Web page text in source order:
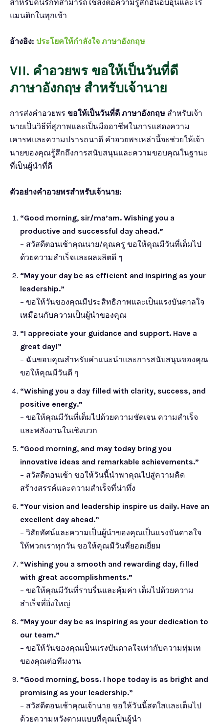
สำหรับคนรักที่สามารถใช้ส่งต่อความรู้สึกอันอบอุ่นและโร
แมนติกในทุกเช้า
อ้างอิง: ประโยคให้กําลังใจ ภาษาอังกฤษ
VII. คำอวยพร ขอให้เป็นวันที่ดี
ภาษาอังกฤษ สำหรับเจ้านาย
การส่งคำอวยพร ขอให้เป็นวันที่ดี ภาษาอังกฤษ สำหรับเจ้า
นายเป็นวิธีที่สุภาพและเป็นมืออาชีพในการแสดงความ
เคารพและความปรารถนาดี คำอวยพรเหล่านี้จะช่วยให้เจ้า
นายของคุณรู้สึกถึงการสนับสนุนและความขอบคุณในฐานะ
ที่เป็นผู้นำที่ดี
ตัวอย่างคำอวยพรสำหรับเจ้านาย:
“Good morning, sir/ma’am. Wishing you a
productive and successful day ahead.”
– สวัสดีตอนเช้าคุณนาย/คุณครู ขอให้คุณมีวันที่เต็มไป
ด้วยความสำเร็จและผลผลิตดี ๆ
“May your day be as efficient and inspiring as your
leadership.”
– ขอให้วันของคุณมีประสิทธิภาพและเป็นแรงบันดาลใจ
เหมือนกับความเป็นผู้นำของคุณ
“I appreciate your guidance and support. Have a
great day!”
– ฉันขอบคุณสำหรับคำแนะนำและการสนับสนุนของคุณ
ขอให้คุณมีวันดี ๆ
“Wishing you a day filled with clarity, success, and
positive energy.”
– ขอให้คุณมีวันที่เต็มไปด้วยความชัดเจน ความสำเร็จ
และพลังงานในเชิงบวก
“Good morning, and may today bring you
innovative ideas and remarkable achievements.”
– สวัสดีตอนเช้า ขอให้วันนี้นำพาคุณไปสู่ความคิด
สร้างสรรค์และความสำเร็จที่น่าทึ่ง
“Your vision and leadership inspire us daily. Have an
excellent day ahead.”
– วิสัยทัศน์และความเป็นผู้นำของคุณเป็นแรงบันดาลใจ
ให้พวกเราทุกวัน ขอให้คุณมีวันที่ยอดเยี่ยม
“Wishing you a smooth and rewarding day, filled
with great accomplishments.”
– ขอให้คุณมีวันที่ราบรื่นและคุ้มค่า เต็มไปด้วยความ
สำเร็จที่ยิ่งใหญ่
“May your day be as inspiring as your dedication to
our team.”
– ขอให้วันของคุณเป็นแรงบันดาลใจเท่ากับความทุ่มเท
ของคุณต่อทีมงาน
“Good morning, boss. I hope today is as bright and
promising as your leadership.”
– สวัสดีตอนเช้าคุณเจ้านาย ขอให้วันนี้สดใสและเต็มไป
ด้วยความหวังตามแบบที่คุณเป็นผู้นำ